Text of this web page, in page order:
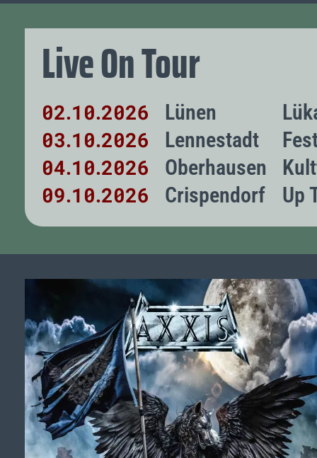
Live On Tour
02.10.2026 Lünen
03.10.2026 Lennestadt
04.10.2026 Oberhausen
09.10.2026 Crispendorf Up